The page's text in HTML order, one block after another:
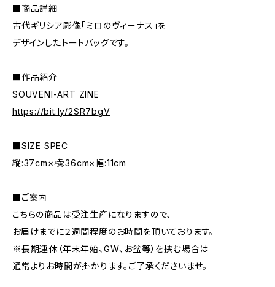
■商品詳細
古代ギリシア彫像「ミロのヴィーナス」を
デザインしたトートバッグです。
■作品紹介
SOUVENI-ART ZINE
https://bit.ly/2SR7bgV
■SIZE SPEC
縦:37cm×横:36cm×幅:11cm
■ご案内
こちらの商品は受注生産になりますので、
お届けまでに２週間程度のお時間を頂いております。
※長期連休（年末年始、GW、お盆等）を挟む場合は
通常よりお時間が掛かります。ご了承くださいませ。